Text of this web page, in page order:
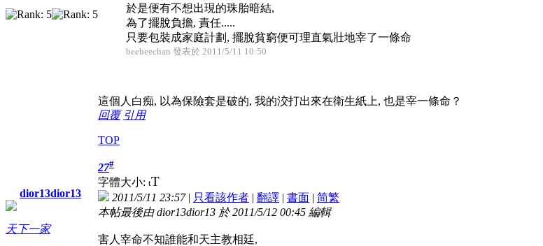
於是便有不想出現的珠胎暗結,
為了擺脫負擔, 責任.....
只要包裝成家庭計劃, 擺脫貧窮便可理直氣壯地宰了一條命
beebeechan 發表於 2011/5/11 10:50
這個人白痴, 以為保險套是破的, 我的洨打出來在衛生紙上, 也是宰一條命？
回覆 引用
TOP
dior13dior13
天下一家
27#
字體大小: tT
2011/5/11 23:57| 只看該作者 | 翻譯 | 書面 | 简繁
本帖最後由 dior13dior13 於 2011/5/12 00:45 編輯
害人宰命不知誰能和天主教相廷,